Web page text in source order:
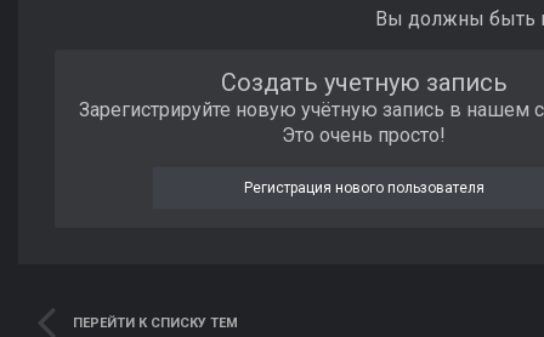
Вы должны быть
Создать учетную запись
Зарегистрируйте новую учётную запись в нашем
Это очень просто!
Регистрация нового пользователя
ПЕРЕЙТИ К СПИСКУ ТЕМ